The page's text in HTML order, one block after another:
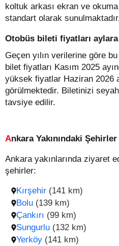
koltuk arkası ekran ve
standart olarak
Otobüs bileti fiyatları
Geçen yılın verilerine göre
bilet fiyatları Kasım 2025
yüksek fiyatlar Haziran 2026
görülmektedir. Biletinizi
tavsiye edilir.
Ankara Yakınındaki Şehirler
Ankara yakınlarında ziyaret
şehirler:
Kırşehir (141 km)
Bolu (139 km)
Çankırı (99 km)
Sungurlu (132 km)
Yerköy (141 km)